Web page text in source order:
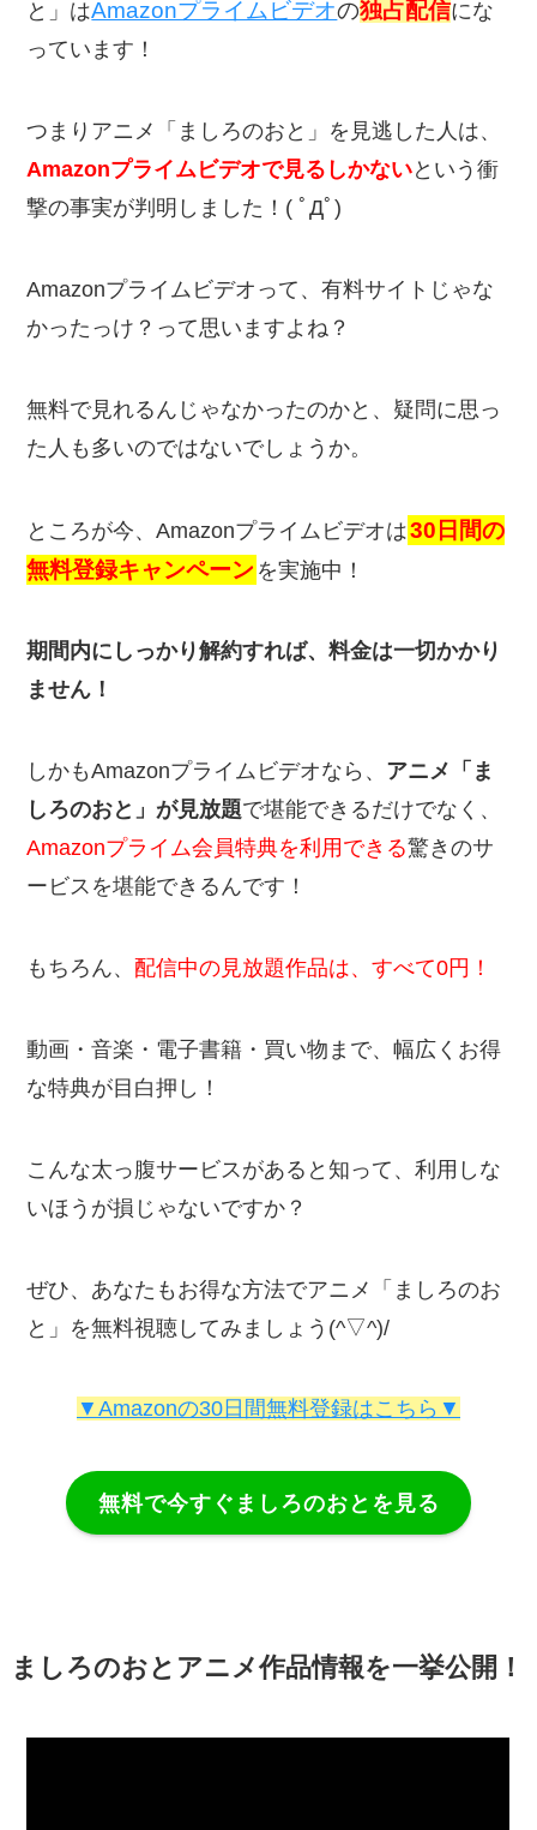
と」はAmazonプライムビデオの独占配信にな
っています！
つまりアニメ「ましろのおと」を見逃した人は、
Amazonプライムビデオで見るしかないという衝
撃の事実が判明しました！( ﾟДﾟ)
Amazonプライムビデオって、有料サイトじゃな
かったっけ？って思いますよね？
無料で見れるんじゃなかったのかと、疑問に思っ
た人も多いのではないでしょうか。
ところが今、Amazonプライムビデオは30日間の
無料登録キャンペーン を実施中！
期間内にしっかり解約すれば、料金は一切かかり
ません！
しかもAmazonプライムビデオなら、 アニメ「 ま
しろのおと」が見放題で堪能できるだけでなく、
Amazonプライム会員特典を利用できる驚きのサ
ービスを堪能できるんです！
もちろん、 配信中の見放題作品は、すべて0円！
動画・音楽・電子書籍・買い物まで、幅広くお得
な特典が目白押し！
こんな太っ腹サービスがあると知って、利用しな
いほうが損 じゃないですか？
ぜひ、あなたもお得な方法でアニメ「ましろのお
と」を無料視聴してみましょう(^▽^)/
▼Amazonの30日間無料登録はこちら▼
無料で今すぐましろのおとを見る
ましろのおとアニメ作品情報を一挙公開！